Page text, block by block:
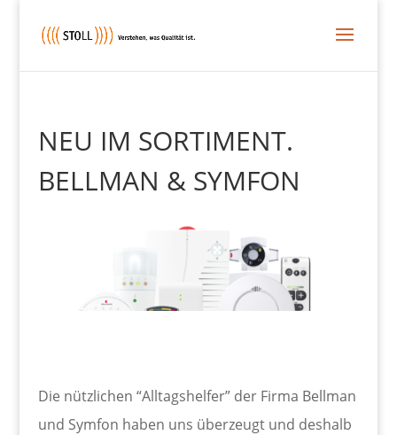
NEU IM SORTIMENT.
BELLMAN & SYMFON
Die nützlichen “Alltagshelfer” der Firma Bellman
und Symfon haben uns überzeugt und deshalb